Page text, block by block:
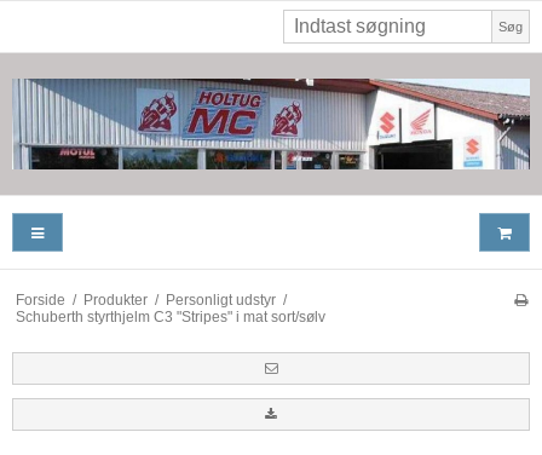
Søg
Forside / Produkter / Personligt udstyr /
Schuberth styrthjelm C3 "Stripes" i mat sort/sølv